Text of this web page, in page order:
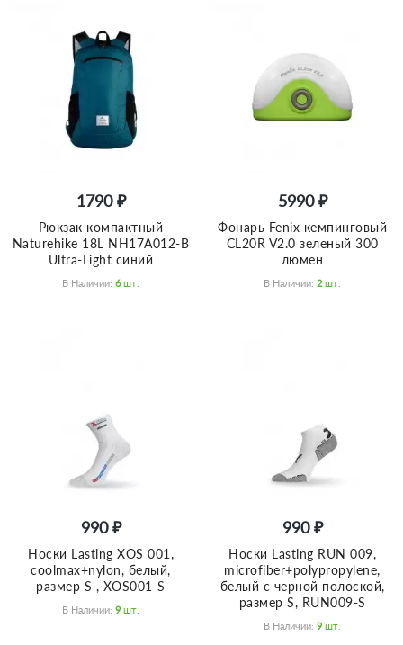
1790 ₽
Рюкзак компактный
Naturehike 18L NH17A012-B
Ultra-Light синий
В Наличии: 6 Шт.
5990 ₽
Фонарь Fenix кемпинговый
CL20R V2.0 зеленый 300
люмен
В Наличии: 2 Шт.
990 ₽
Носки Lasting XOS 001,
coolmax+nylon, белый,
размер S , XOS001-S
В Наличии: 9 Шт.
990 ₽
Носки Lasting RUN 009,
microfiber+polypropylene,
белый с черной полоской,
размер S, RUN009-S
В Наличии: 9 Шт.